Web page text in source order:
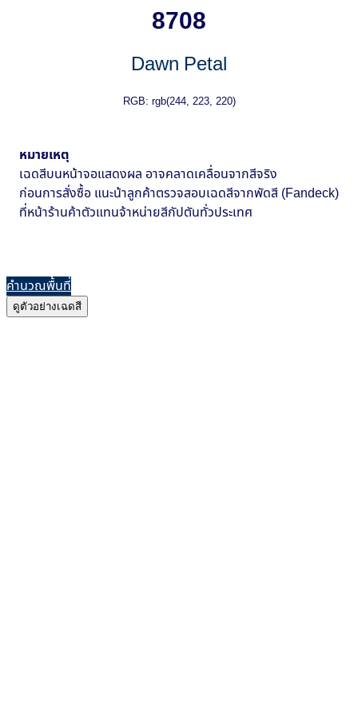
8708
Dawn Petal
RGB: rgb(244, 223, 220)
หมายเหตุ
เฉดสีบนหน้าจอแสดงผล อาจคลาดเคลื่อนจากสีจริง
ก่อนการสั่งซื้อ แนะน้าลูกค้าตรวจสอบเฉดสีจากพัดสี (Fandeck)
ที่หน้าร้านค้าตัวแทนจ้าหน่ายสีกัปตันทั่วประเทศ
คำนวณพื้นที่
ดูตัวอย่างเฉดสี